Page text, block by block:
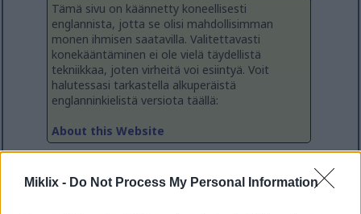
Miklix - Do Not Process My Personal Information
Tämä sivu on käännetty koneellisesti
englannista, jotta se olisi mahdollisimman
monen ihmisen saatavilla. Valitettavasti
konekääntäminen ei ole vielä täydellistä
tekniikkaa, joten virheitä voi esiintyä. Voit
halutessasi tarkastella alkuperäistä
englanninkielistä versiota täällä:
About this Website
Verkkosivuston nimi on yhdistelmä etunimeni ja